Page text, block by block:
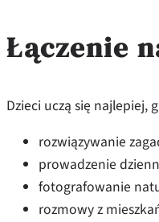
Łączenie
Dzieci uczą się
rozwiązywanie
prowadzenie
fotografowanie
rozmowy z